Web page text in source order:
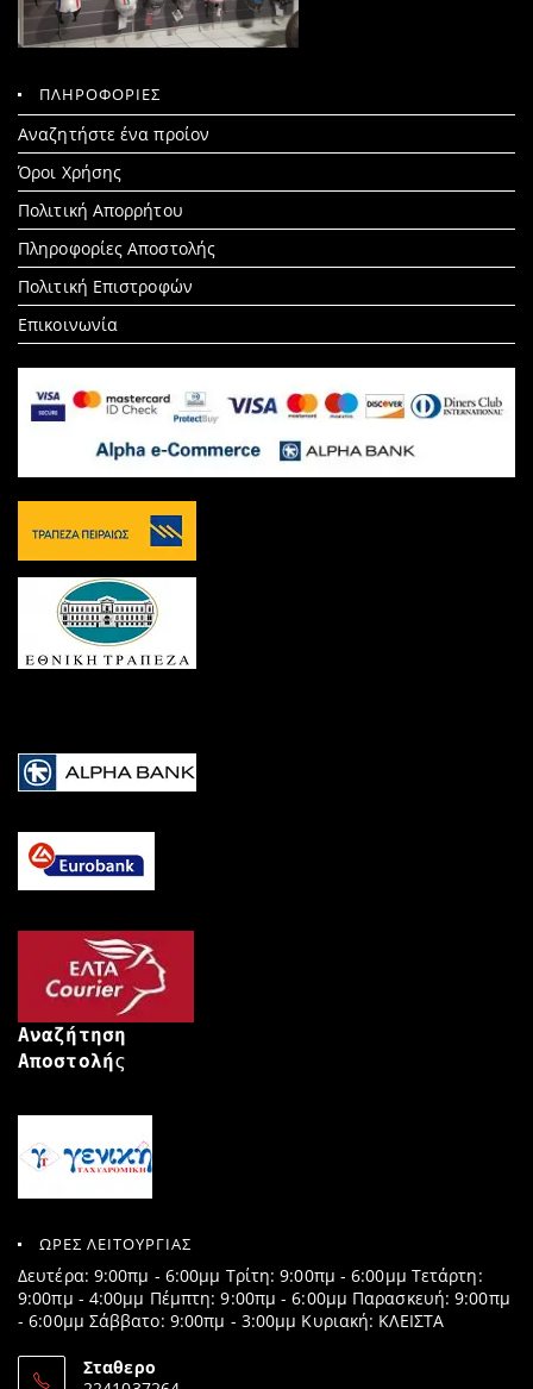
ΠΛΗΡΟΦΟΡΙΕΣ
Αναζητήστε ένα προίον
Search
for:
Όροι Χρήσης
Πολιτική Απορρήτου
Πληροφορίες Αποστολής
Πολιτική Επιστροφών
Επικοινωνία
Αναζήτηση
Αποστολής
ΩΡΕΣ ΛΕΙΤΟΥΡΓΙΑΣ
Δευτέρα: 9:00πμ - 6:00μμ Τρίτη: 9:00πμ - 6:00μμ Τετάρτη:
9:00πμ - 4:00μμ Πέμπτη: 9:00πμ - 6:00μμ Παρασκευή: 9:00πμ
- 6:00μμ Σάββατο: 9:00πμ - 3:00μμ Κυριακή: ΚΛΕΙΣΤΑ
Σταθερο